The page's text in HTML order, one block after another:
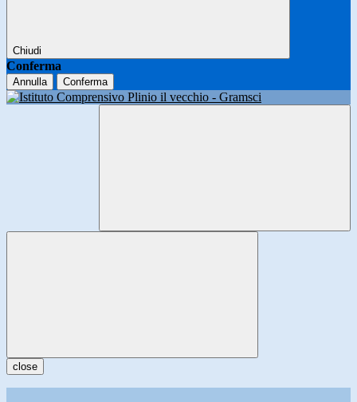
Chiudi
Conferma
Annulla Conferma
close